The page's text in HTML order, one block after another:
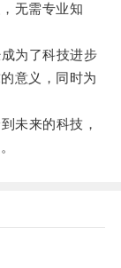
无需专业知
为了科技进步
意义，同时为
未来的科技，